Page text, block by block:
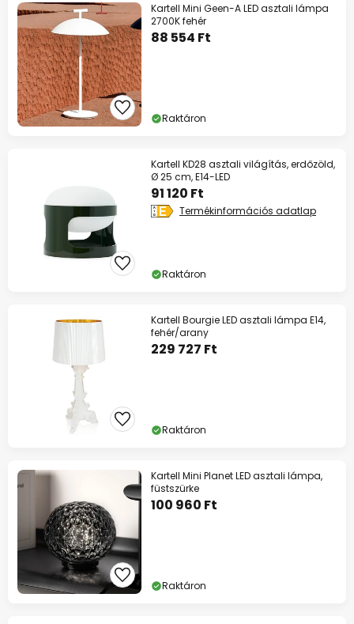
Kartell Mini Geen-A LED asztali lámpa
2700K fehér
88 554 Ft
Raktáron
Kartell KD28 asztali világítás, erdőzöld,
Ø 25 cm, E14-LED
91 120 Ft
Termékinformációs adatlap
Raktáron
Kartell Bourgie LED asztali lámpa E14,
fehér/arany
229 727 Ft
Raktáron
Kartell Mini Planet LED asztali lámpa,
füstszürke
100 960 Ft
Raktáron